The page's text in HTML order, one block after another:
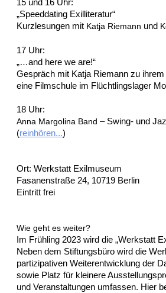
15 und 16 Uhr:
„Speeddating Exilliteratur“
Kurzlesungen mit Katja Riemann und
17 Uhr:
„…and here we are!“
Gespräch mit Katja Riemann zu ihrem
eine Filmschule im Flüchtlingslager
18 Uhr:
Anna Margolina Band – Swing- und
(reinhören...)
Ort: Werkstatt Exilmuseum
Fasanenstraße 24, 10719 Berlin
Eintritt frei
Wie geht es weiter?
Im Frühling 2023 wird die „Werkstatt
Neben dem Stiftungsbüro wird die
partizipativen Weiterentwicklung der
sowie Platz für kleinere
und Veranstaltungen umfassen. Hier